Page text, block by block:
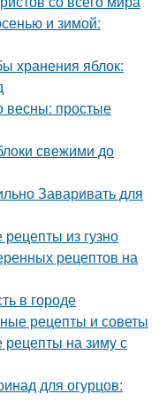
и зимой:
хранения яблок:
весны: простые
свежими до
Заваривать для
из гузно
рецептов на
в городе
рецепты и советы
рецепты на зиму с
для огурцов: